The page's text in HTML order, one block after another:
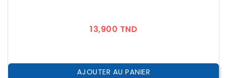
13,900 TND
AJOUTER AU PANIER